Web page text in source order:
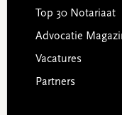
Top 30 Notariaat
Advocatie
Vacatures
Partners